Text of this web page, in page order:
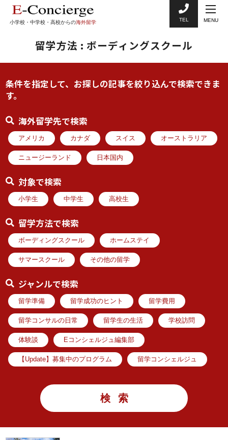
小学校・中学校・高校からの海外留学 TEL MENU
留学方法 : ボーディングスクール
条件を指定して、お探しの記事を絞り込んで検索できま
す。
海外留学先で検索
アメリカ カナダ スイス オーストラリア
ニュージーランド 日本国内
対象で検索
小学生 中学生 高校生
留学方法で検索
ボーディングスクール ホームステイ
サマースクール その他の留学
ジャンルで検索
留学準備 留学成功のヒント 留学費用
留学コンサルの日常 留学生の生活 学校訪問
体験談 Eコンシェルジュ編集部
【Update】募集中のプログラム 留学コンシェルジュ